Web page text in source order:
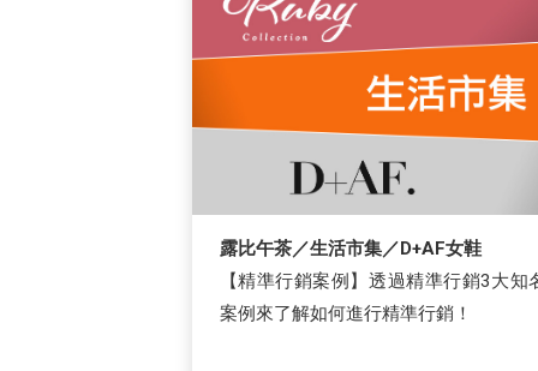
露比午茶／生活市集／D+AF女鞋
【精準行銷案例】透過精準行銷3大知
案例來了解如何進行精準行銷！